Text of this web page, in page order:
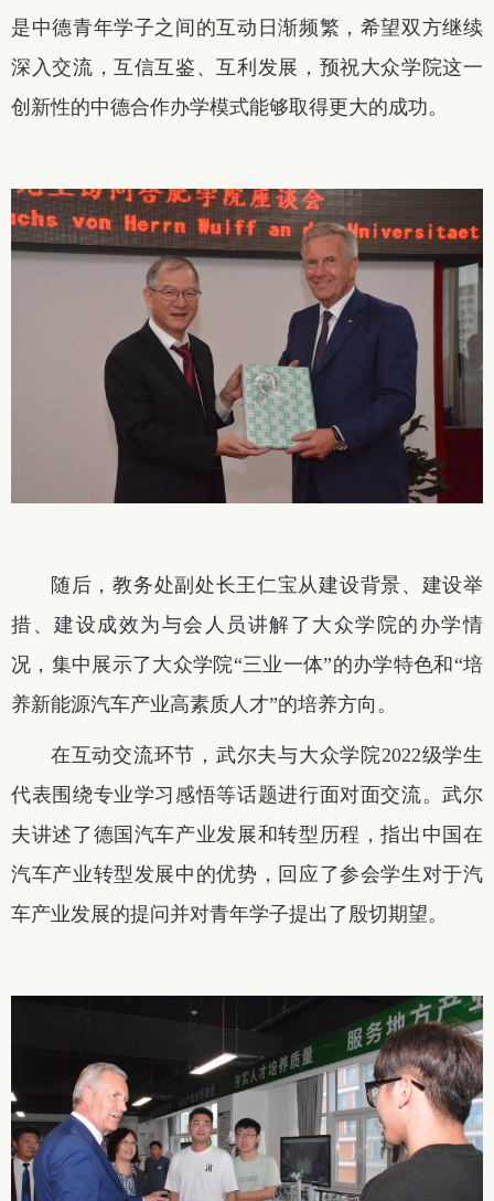
是中德青年学子之间的互动日渐频繁，希望双方继续
深入交流，互信互鉴、互利发展，预祝大众学院这一
创新性的中德合作办学模式能够取得更大的成功。
随后，教务处副处长王仁宝从建设背景、建设举
措、建设成效为与会人员讲解了大众学院的办学情
况，集中展示了大众学院“三业一体”的办学特色和“培
养新能源汽车产业高素质人才”的培养方向。
在互动交流环节，武尔夫与大众学院2022级学生
代表围绕专业学习感悟等话题进行面对面交流。武尔
夫讲述了德国汽车产业发展和转型历程，指出中国在
汽车产业转型发展中的优势，回应了参会学生对于汽
车产业发展的提问并对青年学子提出了殷切期望。